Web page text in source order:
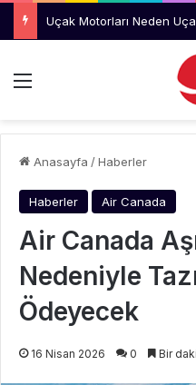
Menü
Anasayfa /Haberler
Haberler Air Canada
Air Canada
Nedeniyle
Ödeyecek
16 Nisan 2026 0 Bir